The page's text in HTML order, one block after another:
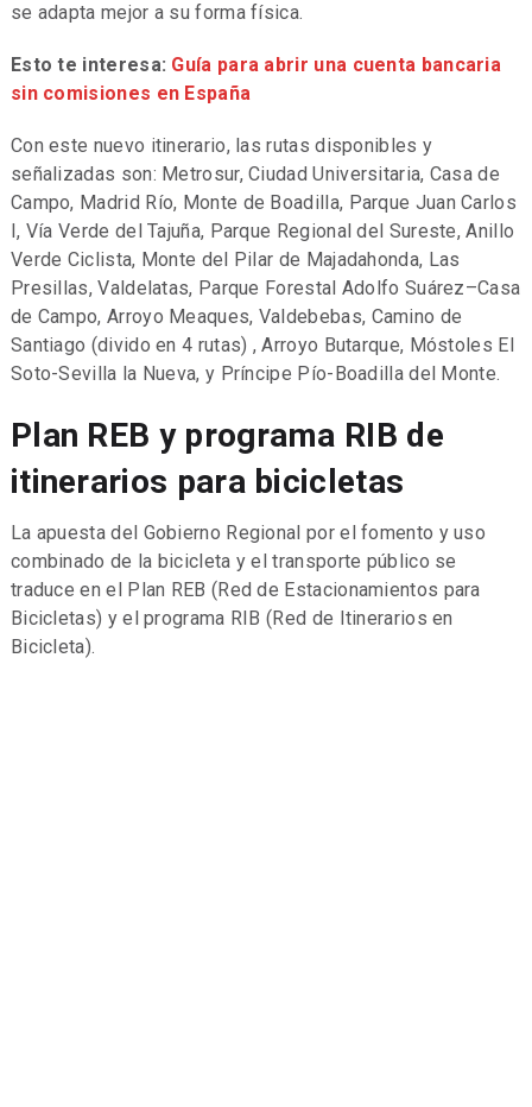
se adapta mejor a su forma física.
Esto te interesa: Guía para abrir una cuenta bancaria
sin comisiones en España
Con este nuevo itinerario, las rutas disponibles y
señalizadas son: Metrosur, Ciudad Universitaria, Casa de
Campo, Madrid Río, Monte de Boadilla, Parque Juan Carlos
I, Vía Verde del Tajuña, Parque Regional del Sureste, Anillo
Verde Ciclista, Monte del Pilar de Majadahonda, Las
Presillas, Valdelatas, Parque Forestal Adolfo Suárez–Casa
de Campo, Arroyo Meaques, Valdebebas, Camino de
Santiago (divido en 4 rutas) , Arroyo Butarque, Móstoles El
Soto-Sevilla la Nueva, y Príncipe Pío-Boadilla del Monte.
Plan REB y programa RIB de
itinerarios para bicicletas
La apuesta del Gobierno Regional por el fomento y uso
combinado de la bicicleta y el transporte público se
traduce en el Plan REB (Red de Estacionamientos para
Bicicletas) y el programa RIB (Red de Itinerarios en
Bicicleta).